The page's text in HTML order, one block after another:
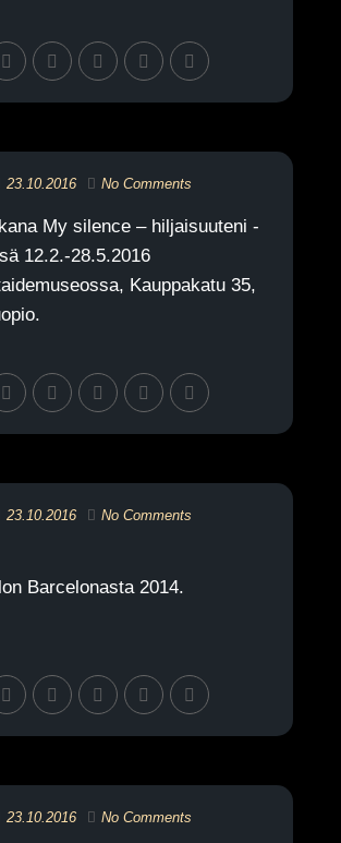
23.10.2016 No Comments
My silence – hiljaisuuteni -
12.2.-28.5.2016
Kauppakatu 35,
23.10.2016 No Comments
Barcelonasta 2014.
23.10.2016 No Comments